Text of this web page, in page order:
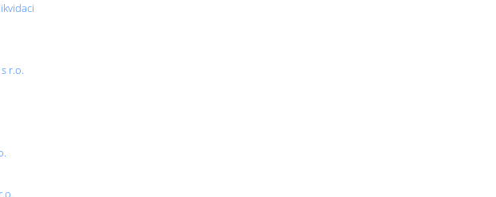
r.o.